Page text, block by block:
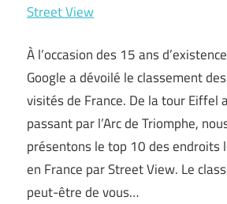
Street View
À l’occasion des 15 ans
Google a dévoilé le classement
visités de France. De la tour Eiffel
passant par l’Arc de Triomphe,
présentons le top 10 des endroits
en France par Street View. Le
peut-être de vous…